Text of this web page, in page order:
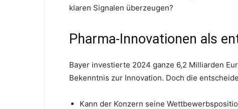
klaren Signalen überzeugen?
Pharma-Innovationen als
Bayer investierte 2024 ganze 6,2 Milliarden
Bekenntnis zur Innovation. Doch die
Kann der Konzern seine